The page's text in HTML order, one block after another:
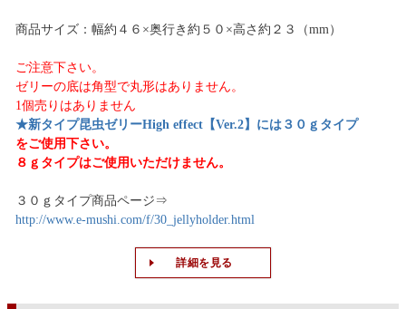
商品サイズ：幅約４６×奥行き約５０×高さ約２３（mm）
ご注意下さい。
ゼリーの底は角型で丸形はありません。
1個売りはありません
★新タイプ昆虫ゼリーHigh effect【Ver.2】には３０ｇタイプ
をご使用下さい。
８ｇタイプはご使用いただけません。
３０ｇタイプ商品ページ⇒
http://www.e-mushi.com/f/30_jellyholder.html
詳細を見る